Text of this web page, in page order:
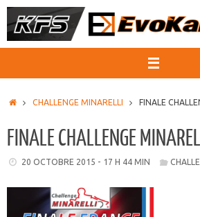
Passer
au
ACCUEIL
CHALLENGE MINARELLI FINALE
FINALE CHALLENGE
20 OCTOBRE 2015 - 17 H 44 MIN